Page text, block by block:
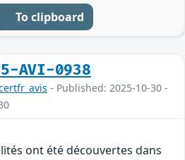
To clipboard
AVI-0938
- Published: 2025-10-30 -
ont été découvertes dans